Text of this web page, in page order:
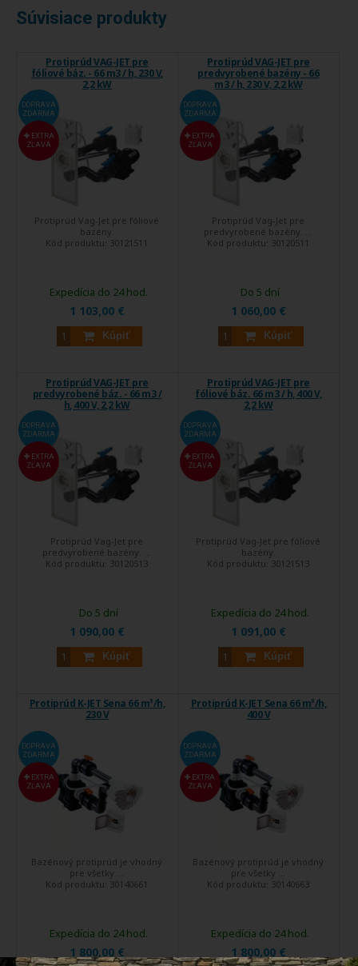
Súvisiace produkty
Protiprúd VAG-JET pre
fóliové báz. - 66 m3 / h, 230 V,
2,2 kW
DOPRAVA
ZDARMA
EXTRA
ZĽAVA
Protiprúd Vag-Jet pre fóliové
bazény.
Kód produktu: 30121511
1 103,00 €
Kúpiť
Expedícia do 24 hod.
Protiprúd VAG-JET pre
predvyrobené bazény - 66
m3 / h, 230 V, 2,2 kW
DOPRAVA
ZDARMA
EXTRA
ZĽAVA
Protiprúd Vag-Jet pre
predvyrobené bazény. ...
Kód produktu: 30120511
1 060,00 €
Kúpiť
Do 5 dní
Protiprúd VAG-JET pre
predvyrobené báz. - 66 m3 /
h, 400 V, 2,2 kW
DOPRAVA
ZDARMA
EXTRA
ZĽAVA
Protiprúd Vag-Jet pre
predvyrobené bazény. ...
Kód produktu: 30120513
1 090,00 €
Kúpiť
Do 5 dní
Protiprúd VAG-JET pre
fóliové báz. 66 m3 / h, 400 V,
2,2 kW
DOPRAVA
ZDARMA
EXTRA
ZĽAVA
Protiprúd Vag-Jet pre fóliové
bazény.
Kód produktu: 30121513
1 091,00 €
Kúpiť
Expedícia do 24 hod.
Protiprúd K-JET Sena 66 m³/h,
230 V
DOPRAVA
ZDARMA
EXTRA
ZĽAVA
Bazénový protiprúd je vhodný
pre všetky ...
Kód produktu: 30140661
1 800,00 €
Expedícia do 24 hod.
Protiprúd K-JET Sena 66 m³/h,
400 V
DOPRAVA
ZDARMA
EXTRA
ZĽAVA
Bazénový protiprúd je vhodný
pre všetky ...
Kód produktu: 30140663
1 800,00 €
Expedícia do 24 hod.